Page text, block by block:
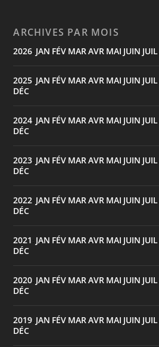
ARCHIVES PAR MOIS
2026 JAN FÉV MARAVR MAI JUIN JUIL
2025 JAN FÉV MARAVR MAI JUIN JUIL
DÉC
2024 JAN FÉV MARAVR MAI JUIN JUIL
DÉC
2023 JAN FÉV MARAVR MAI JUIN JUIL
DÉC
2022 JAN FÉV MARAVR MAI JUIN JUIL
DÉC
2021 JAN FÉV MARAVR MAI JUIN JUIL
DÉC
2020 JAN FÉV MARAVR MAI JUIN JUIL
DÉC
2019 JAN FÉV MARAVR MAI JUIN JUIL
DÉC